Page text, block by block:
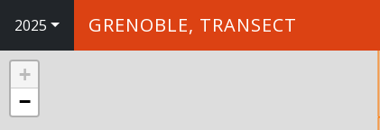
2025 GRENOBLE, TRANSECT
+
−